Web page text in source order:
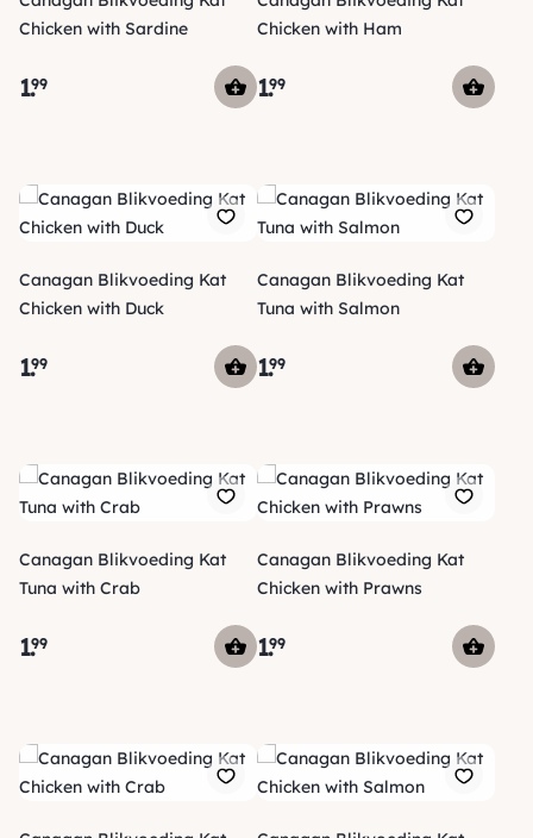
Chicken with Sardine
1.99
Chicken with Ham
1.99
Canagan Blikvoeding Kat
Chicken with Duck
1.99
Canagan Blikvoeding Kat
Tuna with Salmon
1.99
Canagan Blikvoeding Kat
Tuna with Crab
1.99
Canagan Blikvoeding Kat
Chicken with Prawns
1.99